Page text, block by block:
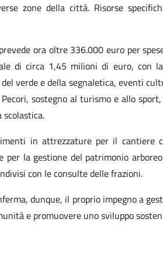
zone della città. Risorse
ora oltre 336.000 euro per
di circa 1,45 milioni di euro, con
verde e della segnaletica, eventi
sostegno al turismo e allo
in attrezzature per il cantiere
per la gestione del patrimonio
con le consulte delle frazioni.
dunque, il proprio impegno a
e promuovere uno sviluppo